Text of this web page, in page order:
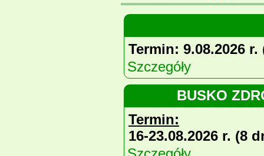
Termin: 9.08.2026
Szczegóły
BUSKO
Termin:
16-23.08.2026 r. (8